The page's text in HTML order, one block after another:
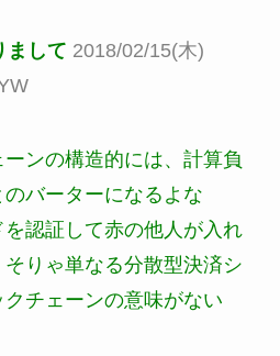
まして 2018/02/15(木)
ンの構造的には、計算負
バーターになるよな
認証して赤の他人が入れ
りゃ単なる分散型決済シ
チェーンの意味がない